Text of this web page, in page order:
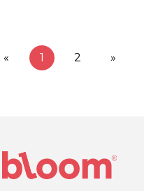
« 1 2 »